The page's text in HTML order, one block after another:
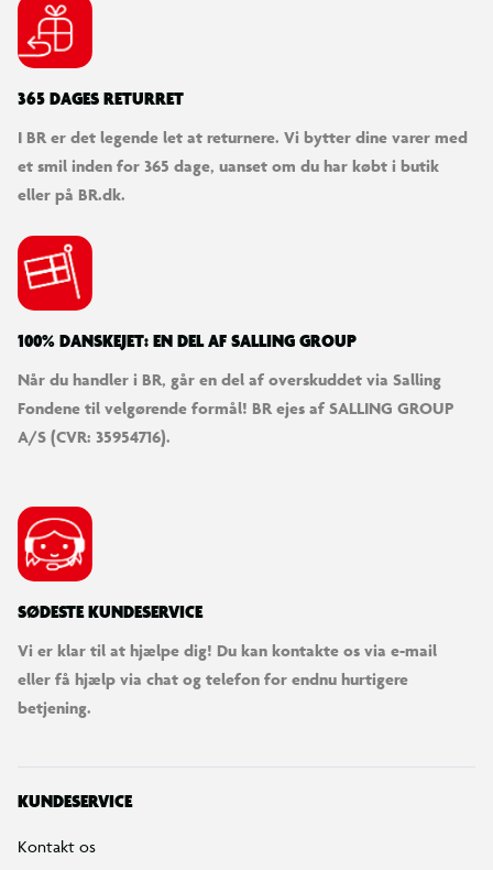
365 DAGES RETURRET
I BR er det legende let at returnere. Vi bytter dine varer med
et smil inden for 365 dage, uanset om du har købt i butik
eller på BR.dk.
100% DANSKEJET: EN DEL AF SALLING GROUP
Når du handler i BR, går en del af overskuddet via Salling
Fondene til velgørende formål! BR ejes af SALLING GROUP
A/S (CVR: 35954716).
SØDESTE KUNDESERVICE
Vi er klar til at hjælpe dig! Du kan kontakte os via e-mail
eller få hjælp via chat og telefon for endnu hurtigere
betjening.
KUNDESERVICE
Kontakt os